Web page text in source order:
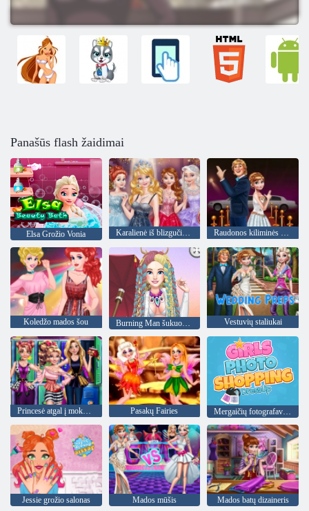
Panašūs flash žaidimai
Elsa Grožio Vonia Karalienė iš blizgučio Prom Ball Raudonos kiliminės žvaigždės
Koledžo mados šou Burning Man šukuosena Vestuvių staliukai
Princesė atgal į mokyklą Pasakų Fairies Mergaičių fotografavimo dressup
Jessie grožio salonas Mados mūšis Mados batų dizaineris